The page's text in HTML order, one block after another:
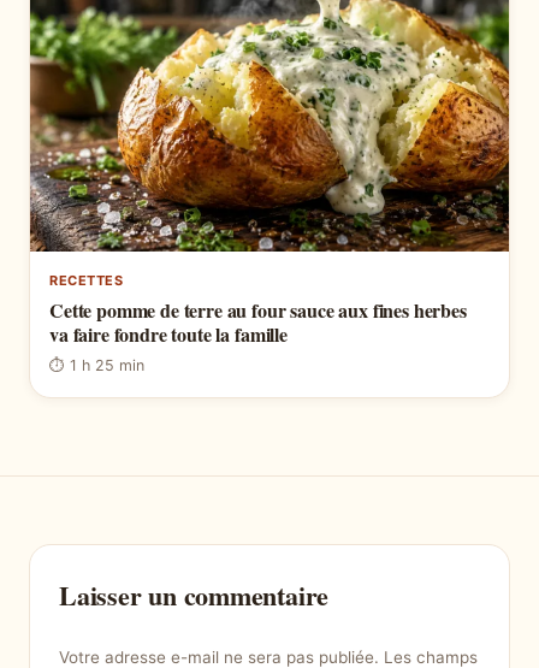
RECETTES
Cette pomme de terre au four sauce aux fines herbes
va faire fondre toute la famille
⏱ 1 h 25 min
Laisser un commentaire
Votre adresse e-mail ne sera pas publiée. Les champs